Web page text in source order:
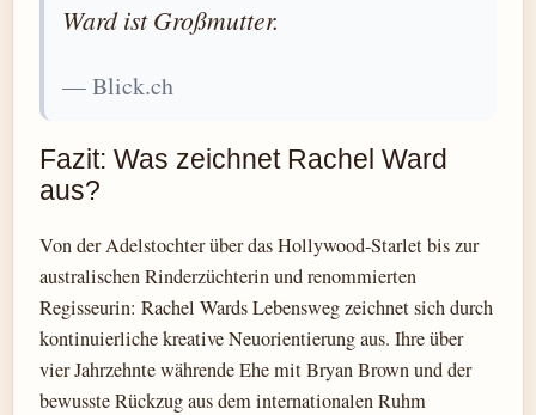
Ward ist Großmutter.
— Blick.ch
Fazit: Was zeichnet Rachel Ward
aus?
Von der Adelstochter über das Hollywood-Starlet bis zur
australischen Rinderzüchterin und renommierten
Regisseurin: Rachel Wards Lebensweg zeichnet sich durch
kontinuierliche kreative Neuorientierung aus. Ihre über
vier Jahrzehnte währende Ehe mit Bryan Brown und der
bewusste Rückzug aus dem internationalen Ruhm